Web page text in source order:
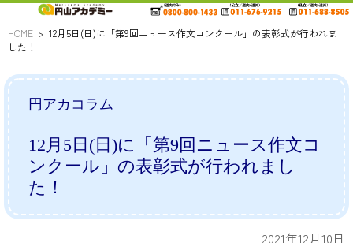
HOME
12月5日(日)に「第9回ニュース作文コンクール」の表彰式が行われま
した！
円アカコラム
12月5日(日)に「第9回ニュース作文コ
ンクール」の表彰式が行われまし
た！
2021年12月10日